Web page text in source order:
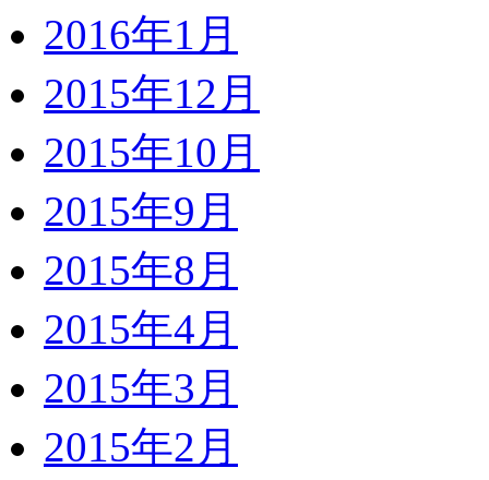
2016年1月
2015年12月
2015年10月
2015年9月
2015年8月
2015年4月
2015年3月
2015年2月